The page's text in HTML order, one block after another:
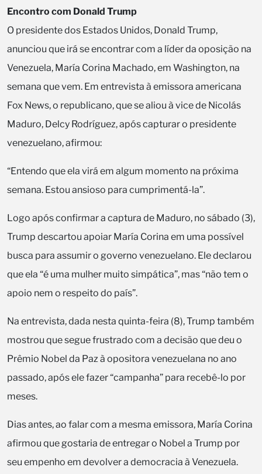
Encontro com Donald Trump
O presidente dos Estados Unidos, Donald Trump,
anunciou que irá se encontrar com a líder da oposição na
Venezuela, María Corina Machado, em Washington, na
semana que vem. Em entrevista à emissora americana
Fox News, o republicano, que se aliou à vice de Nicolás
Maduro, Delcy Rodríguez, após capturar o presidente
venezuelano, afirmou:
“Entendo que ela virá em algum momento na próxima
semana. Estou ansioso para cumprimentá-la”.
Logo após confirmar a captura de Maduro, no sábado (3),
Trump descartou apoiar María Corina em uma possível
busca para assumir o governo venezuelano. Ele declarou
que ela “é uma mulher muito simpática”, mas “não tem o
apoio nem o respeito do país”.
Na entrevista, dada nesta quinta-feira (8), Trump também
mostrou que segue frustrado com a decisão que deu o
Prêmio Nobel da Paz à opositora venezuelana no ano
passado, após ele fazer “campanha” para recebê-lo por
meses.
Dias antes, ao falar com a mesma emissora, María Corina
afirmou que gostaria de entregar o Nobel a Trump por
seu empenho em devolver a democracia à Venezuela.